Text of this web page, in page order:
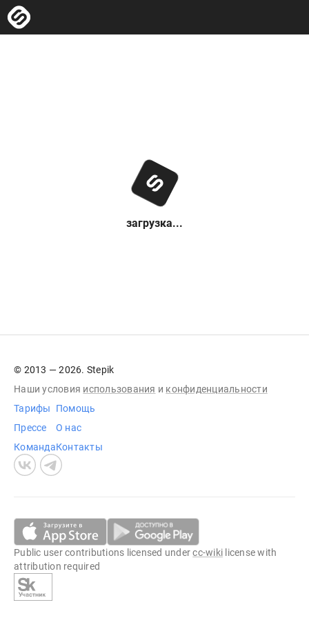
загрузка...
© 2013 — 2026. Stepik
Наши условия использования и конфиденциальности
Тарифы
Прессе
Команда
Помощь
О нас
Контакты
Public user contributions licensed undercc-wiki license with
attribution required